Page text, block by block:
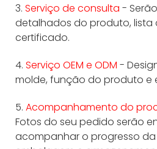
3. Serviço de consulta -
detalhados do produto, lista
certificado.
4. Serviço OEM e ODM -
molde, função do produto e
5. Acompanhamento do
Fotos do seu pedido serão
acompanhar o progresso